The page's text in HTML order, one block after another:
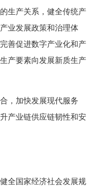
生产关系，健全传统产
业发展政策和治理体
善促进数字产业化和产
产要素向发展新质生产
。
，加快发展现代服务
产业链供应链韧性和安
全国家经济社会发展规